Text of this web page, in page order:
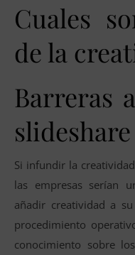
Cuales
de la
Barreras
slideshare
Si infundir la
las empresas serían
añadir creatividad a
procedimiento
conocimiento sobre